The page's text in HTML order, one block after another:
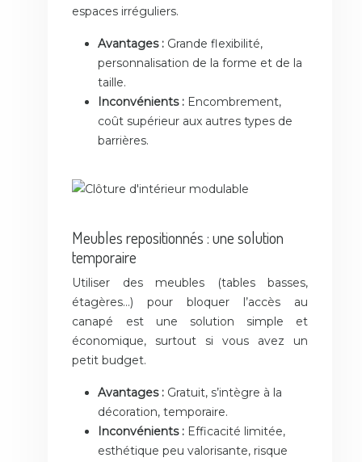
espaces irréguliers.
Avantages : Grande flexibilité,
personnalisation de la forme et de la
taille.
Inconvénients : Encombrement,
coût supérieur aux autres types de
barrières.
Meubles repositionnés : une solution
temporaire
Utiliser des meubles (tables basses,
étagères…) pour bloquer l’accès au
canapé est une solution simple et
économique, surtout si vous avez un
petit budget.
Avantages : Gratuit, s’intègre à la
décoration, temporaire.
Inconvénients : Efficacité limitée,
esthétique peu valorisante, risque